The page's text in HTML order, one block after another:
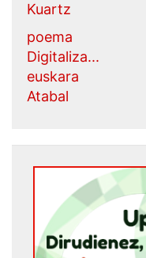
Kuartz
poema
Digitaliza...
euskara
Atabal